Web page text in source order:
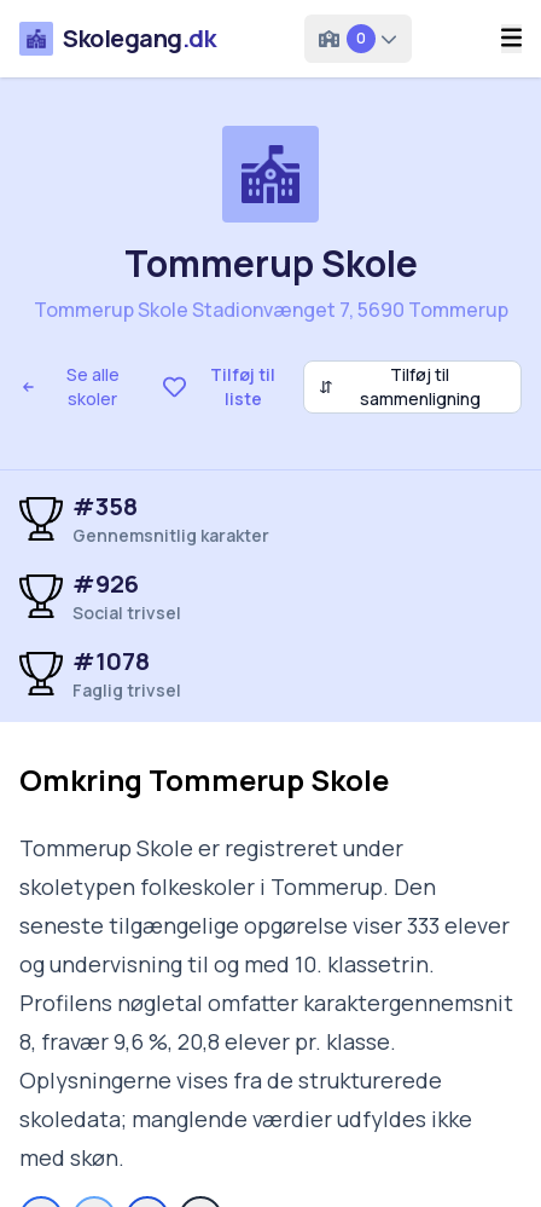
Skolegang.dk 0
Se alle
skoler
Tilføj til
liste
⇵
Tilføj til
sammenligning
Tommerup Skole
Tommerup Skole Stadionvænget 7, 5690 Tommerup
#358
Gennemsnitlig karakter
#926
Social trivsel
#1078
Faglig trivsel
Omkring Tommerup Skole
Tommerup Skole er registreret under
skoletypen folkeskoler i Tommerup. Den
seneste tilgængelige opgørelse viser 333 elever
og undervisning til og med 10. klassetrin.
Profilens nøgletal omfatter karaktergennemsnit
8, fravær 9,6 %, 20,8 elever pr. klasse.
Oplysningerne vises fra de strukturerede
skoledata; manglende værdier udfyldes ikke
med skøn.